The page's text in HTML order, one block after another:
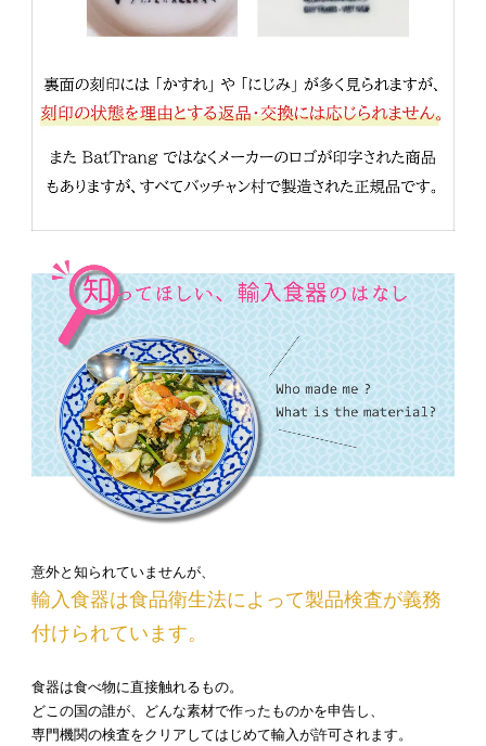
意外と知られていませんが、
輸入食器は食品衛生法によって製品検査が義務
付けられています。
食器は食べ物に直接触れるもの。
どこの国の誰が、どんな素材で作ったものかを申告し、
専門機関の検査をクリアしてはじめて輸入が許可されます。